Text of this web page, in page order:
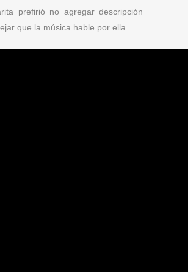
prefirió no agregar descripción
que la música hable por ella.